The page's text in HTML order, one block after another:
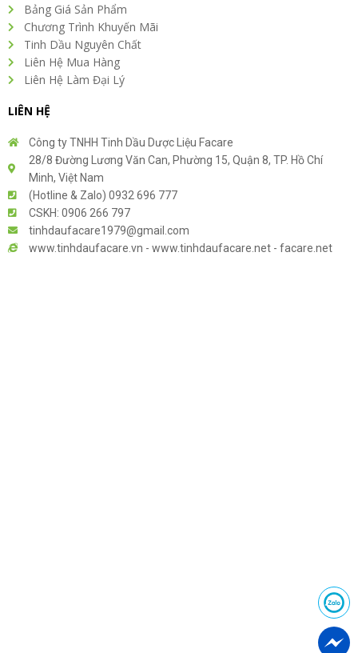
Bảng Giá Sản Phẩm
Chương Trình Khuyến Mãi
Tinh Dầu Nguyên Chất
Liên Hệ Mua Hàng
Liên Hệ Làm Đại Lý
LIÊN HỆ
Công ty TNHH Tinh Dầu Dược Liệu Facare
28/8 Đường Lương Văn Can, Phường 15, Quận 8, TP. Hồ Chí
Minh, Việt Nam
(Hotline & Zalo) 0932 696 777
CSKH: 0906 266 797
tinhdaufacare1979@gmail.com
www.tinhdaufacare.vn - www.tinhdaufacare.net - facare.net